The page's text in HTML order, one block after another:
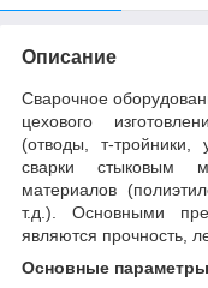
Описание
Сварочное
цехового
(отводы, т-тройники,
сварки стыковым
материалов
т.д.). Основными
являются прочность,
Основные параметры